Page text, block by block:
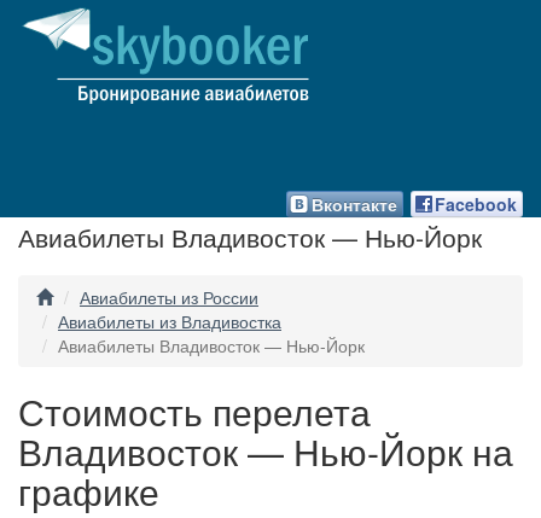
Facebook
Вконтакте
Авиабилеты Владивосток — Нью-Йорк
Авиабилеты из России
Авиабилеты из Владивостка
Авиабилеты Владивосток — Нью-Йорк
Стоимость перелета
Владивосток — Нью-Йорк на
графике